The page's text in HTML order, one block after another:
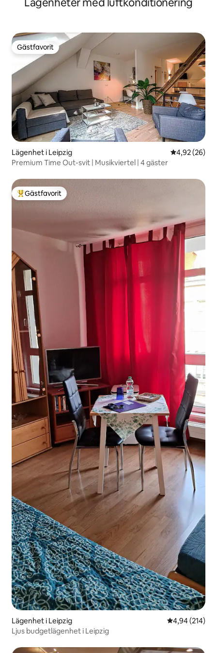
Lägenheter med luftkonditionering
Gästfavorit
Gästfavorit
Lägenhet i Leipzig 4,92 av 5 i
4,92 (26)
Premium Time Out-svit | Musikviertel | 4 gäster
Populär gästfavorit
Gästfavorit
Lägenhet i Leipzig 4,94 av 5 i
4,94 (214)
Ljus budgetlägenhet i Leipzig